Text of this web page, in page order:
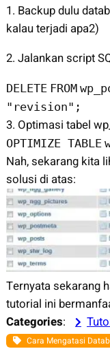
1. Backup dulu
kalau terjadi apa2)
2. Jalankan script
DELETE FROM
"revision" ;
3. Optimasi tabel
OPTIMIZE TABLE
Nah, sekarang kita
solusi di atas:
Ternyata sekarang
tutorial ini
Categories:
Cara Mengatasi